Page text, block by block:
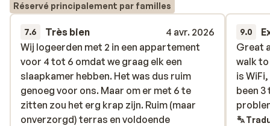
Réservé principalement par familles
7.6 Très bien
4 avr. 2026
Wij logeerden met 2 in een appartement
voor 4 tot 6 omdat we graag elk een
slaapkamer hebben. Het was dus ruim
genoeg voor ons. Maar om er met 6 te
zitten zou het erg krap zijn. Ruim (maar
onverzorgd) terras en voldoende
Wij logeerden met 2 in een appartement
voor 4 tot 6 omdat we graag elk een
slaapkamer hebben. Het was dus ruim
genoeg voor ons. Maar om er met 6 te
zitten zou het erg krap zijn. Ruim (maar
onverzorgd) terras en voldoende
9.0
Great
walk
is
been
Great
walk
is
been